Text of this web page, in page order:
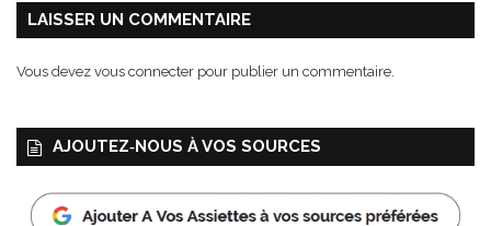
i
t
LAISSER UN COMMENTAIRE
Vous devez vous connecter pour publier un commentaire.
AJOUTEZ‑NOUS À VOS SOURCES